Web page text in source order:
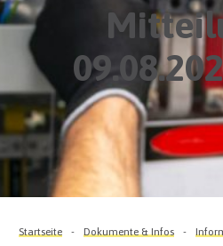
Startseite Dokumente & Infos